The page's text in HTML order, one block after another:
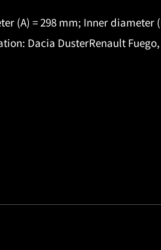
(A) = 298 mm; Inner diameter
Dacia DusterRenault Fuego,